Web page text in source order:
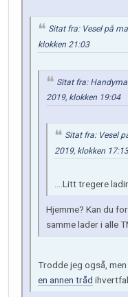
Sitat fra: Vesel på
klokken 21:03
Sitat fra:
2019, klokken 19:04
Sitat fra: Vesel
2019, klokken 17:13
....Litt tregere
Hjemme? Kan du
samme lader i alle
Trodde jeg også,
en annen tråd